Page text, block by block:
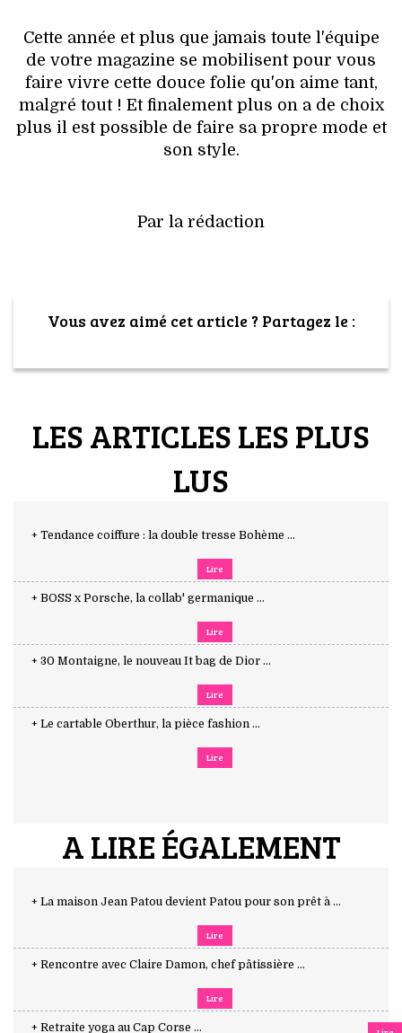
Cette année et plus que jamais toute l'équipe
de votre magazine se mobilisent pour vous
faire vivre cette douce folie qu'on aime tant,
malgré tout ! Et finalement plus on a de choix
plus il est possible de faire sa propre mode et
son style.
Par la rédaction
Vous avez aimé cet article ? Partagez le :
LES ARTICLES LES PLUS
LUS
+ Tendance coiffure : la double tresse Bohème ...
Lire
+ BOSS x Porsche, la collab' germanique ...
Lire
+ 30 Montaigne, le nouveau It bag de Dior ...
Lire
+ Le cartable Oberthur, la pièce fashion ...
Lire
A LIRE ÉGALEMENT
+ La maison Jean Patou devient Patou pour son prêt à ...
Lire
+ Rencontre avec Claire Damon, chef pâtissière ...
Lire
+ Retraite yoga au Cap Corse ...